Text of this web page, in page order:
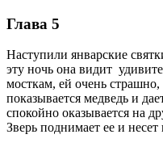
Глава 5
Наступили январские
эту ночь она видит
мосткам, ей очень страшно,
показывается медведь и
спокойно оказывается на
Зверь поднимает ее и